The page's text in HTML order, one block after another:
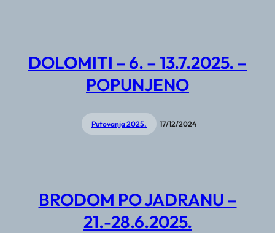
DOLOMITI – 6. – 13.7.2025. –
POPUNJENO
Putovanja 2025. 17/12/2024
BRODOM PO JADRANU –
21.-28.6.2025.